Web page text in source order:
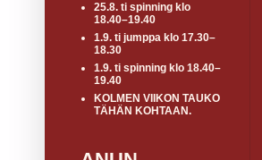
25.8. ti spinning klo
18.40–19.40
1.9. ti jumppa klo 17.30–
18.30
1.9. ti spinning klo 18.40–
19.40
KOLMEN VIIKON TAUKO
TÄHÄN KOHTAAN.